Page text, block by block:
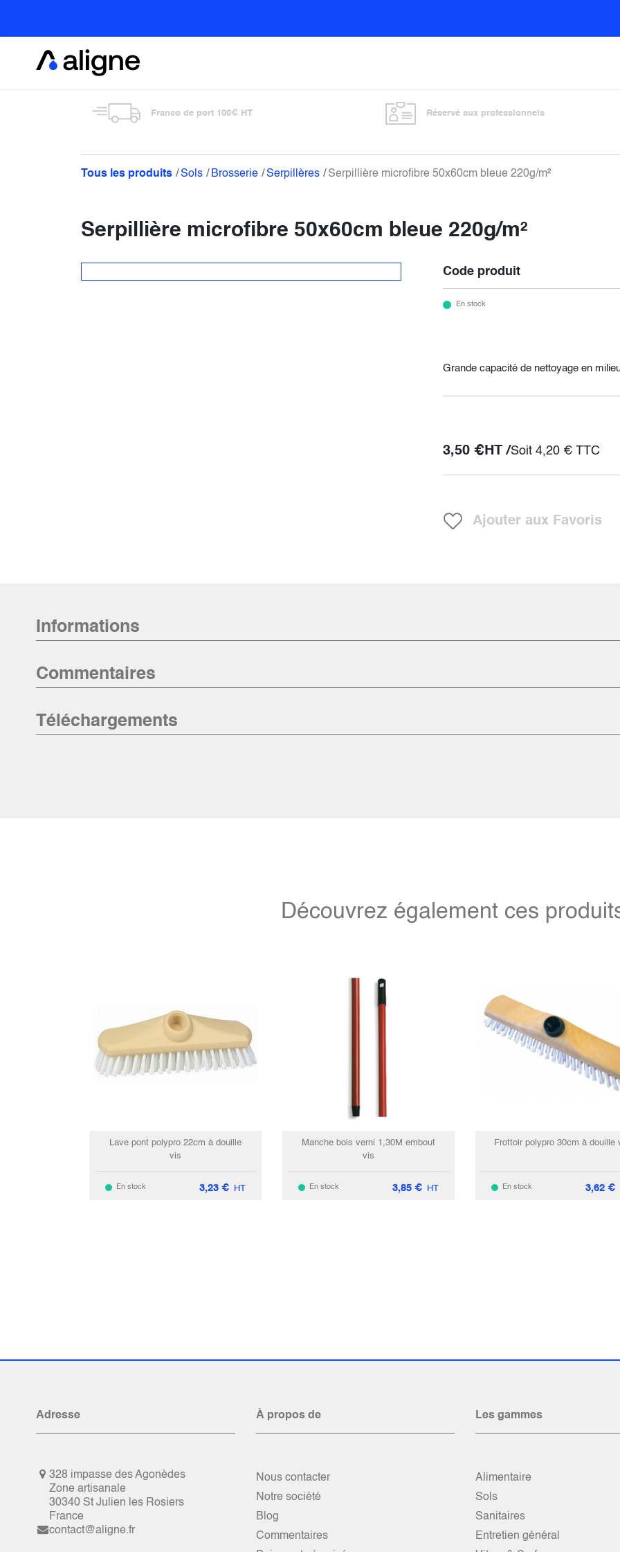
Franco de port 100€ HT Réservé aux professionnels
Tous les produits Sols Brosserie Serpillères Serpillière microfibre 50x60cm bleue 220g/m²
Serpillière microfibre 50x60cm bleue 220g/m²
Code produit
En stock
Grande capacité de nettoyage en
3,50€ HT /Soit 4,20€TTC
Ajouter aux Favoris
Informations
Commentaires
Téléchargements
Découvrez également ces
Lave pont polypro 22cm à douille
vis
En stock 3,23 € HT
Manche bois verni 1,30M embout
vis
En stock 3,85 € HT
Frottoir polypro 30cm à douille
En stock 3,62 €
Adresse
328 impasse des Agonèdes
Zone artisanale
30340 St Julien les Rosiers
France
contact@aligne.fr
À propos de
Nous contacter
Notre société
Blog
Commentaires
Les gammes
Alimentaire
Sols
Sanitaires
Entretien général